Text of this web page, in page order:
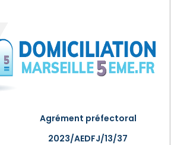
Agrément préfectoral
2023/AEDFJ/13/37